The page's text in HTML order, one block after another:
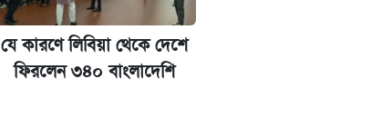
যে কারণে লিবিয়া থেকে দেশে
ফিরলেন ৩৪০ বাংলাদেশি